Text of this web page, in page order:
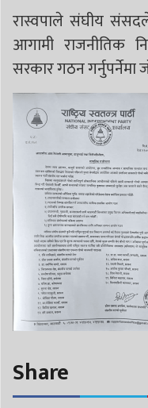
रास्वपाले संघीय
आगामी राजनीतिक
सरकार गठन गर्नुपर्नेमा
Share